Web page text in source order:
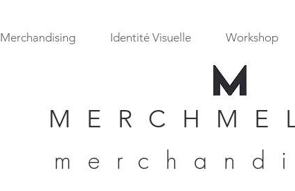
Merchandising Identité Visuelle Workshop